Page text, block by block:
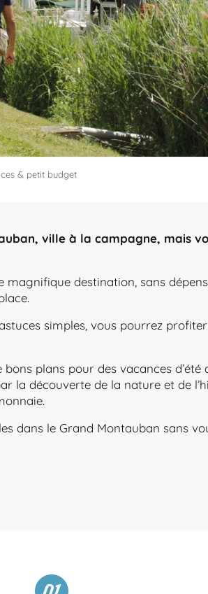
& petit budget
ville à la campagne, mais
destination, sans
simples, vous pourrez
plans pour des vacances
la découverte de la nature et de
dans le Grand Montauban sans